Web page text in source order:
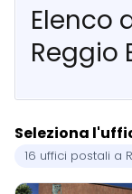
Elenco
Reggio
Seleziona
16 uffici postali a